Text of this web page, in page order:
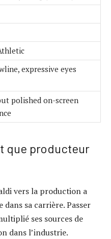
expressive eyes
polished on-screen
que producteur
vers la production a
sa carrière. Passer
ses sources de
dans l’industrie.